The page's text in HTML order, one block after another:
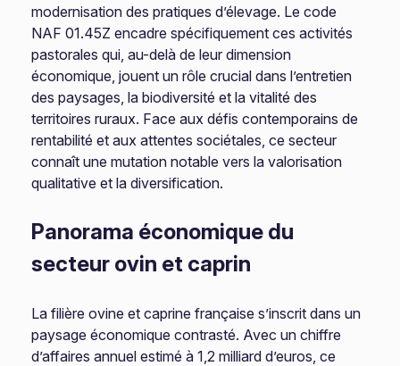
modernisation des pratiques d’élevage. Le code
NAF 01.45Z encadre spécifiquement ces activités
pastorales qui, au-delà de leur dimension
économique, jouent un rôle crucial dans l’entretien
des paysages, la biodiversité et la vitalité des
territoires ruraux. Face aux défis contemporains de
rentabilité et aux attentes sociétales, ce secteur
connaît une mutation notable vers la valorisation
qualitative et la diversification.
Panorama économique du
secteur ovin et caprin
La filière ovine et caprine française s’inscrit dans un
paysage économique contrasté. Avec un chiffre
d’affaires annuel estimé à 1,2 milliard d’euros, ce